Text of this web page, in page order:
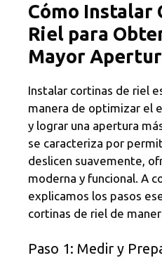
Cómo Instalar
Riel para
Mayor
Instalar cortinas de riel
manera de optimizar el
y lograr una apertura
se caracteriza por
deslicen suavemente,
moderna y funcional. A
explicamos los pasos
cortinas de riel de
Paso 1: Medir y